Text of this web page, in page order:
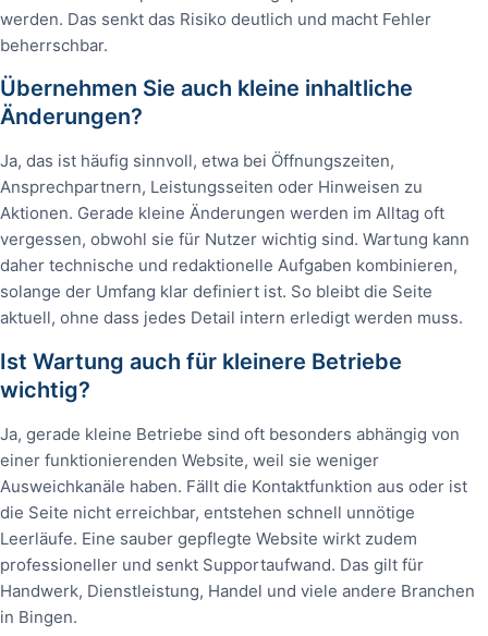
werden. Das senkt das Risiko deutlich und macht Fehler
beherrschbar.
Übernehmen Sie auch kleine inhaltliche
Änderungen?
Ja, das ist häufig sinnvoll, etwa bei Öffnungszeiten,
Ansprechpartnern, Leistungsseiten oder Hinweisen zu
Aktionen. Gerade kleine Änderungen werden im Alltag oft
vergessen, obwohl sie für Nutzer wichtig sind. Wartung kann
daher technische und redaktionelle Aufgaben kombinieren,
solange der Umfang klar definiert ist. So bleibt die Seite
aktuell, ohne dass jedes Detail intern erledigt werden muss.
Ist Wartung auch für kleinere Betriebe
wichtig?
Ja, gerade kleine Betriebe sind oft besonders abhängig von
einer funktionierenden Website, weil sie weniger
Ausweichkanäle haben. Fällt die Kontaktfunktion aus oder ist
die Seite nicht erreichbar, entstehen schnell unnötige
Leerläufe. Eine sauber gepflegte Website wirkt zudem
professioneller und senkt Supportaufwand. Das gilt für
Handwerk, Dienstleistung, Handel und viele andere Branchen
in Bingen.